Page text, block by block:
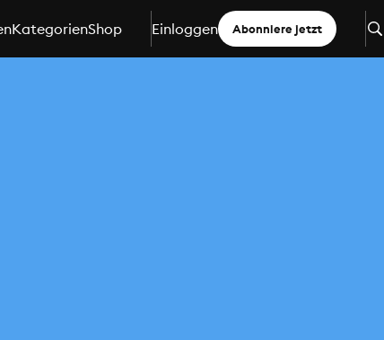
KategorienShop Einloggen Abonniere jetzt